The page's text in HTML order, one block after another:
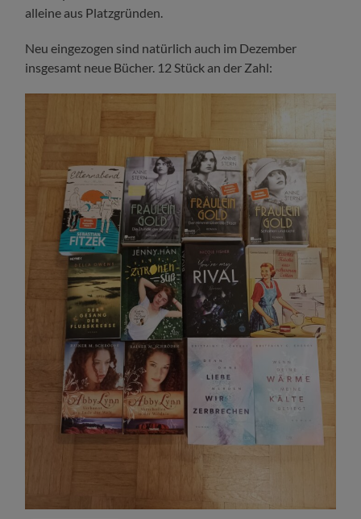
alleine aus Platzgründen.
Neu eingezogen sind natürlich auch im Dezember
insgesamt neue Bücher. 12 Stück an der Zahl: